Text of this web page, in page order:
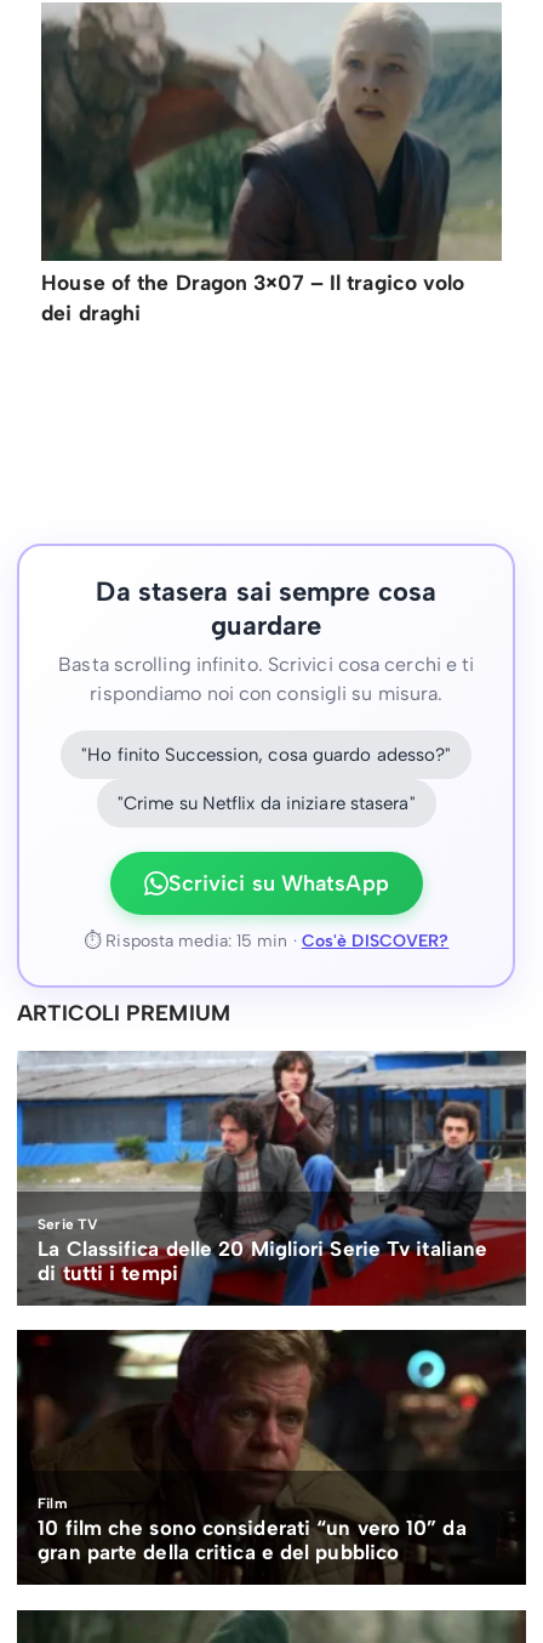
House of the Dragon 3×07 – Il tragico volo
dei draghi
Da stasera sai sempre cosa
guardare
Basta scrolling infinito. Scrivici cosa cerchi e ti
rispondiamo noi con consigli su misura.
"Ho finito Succession, cosa guardo adesso?"
"Crime su Netflix da iniziare stasera"
Scrivici su WhatsApp
⏱ Risposta media: 15 min · Cos'è DISCOVER?
ARTICOLI PREMIUM